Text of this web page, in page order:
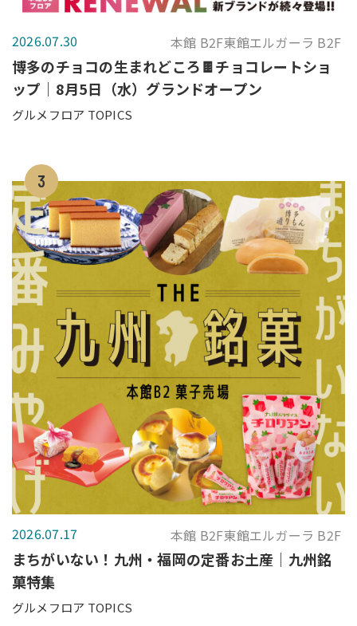
2026.07.30 本館 B2F東館エルガーラ B2F
博多のチョコの生まれどころ🍫チョコレートショ
ップ｜8月5日（水）グランドオープン
グルメフロア TOPICS
3
2026.07.17 本館 B2F東館エルガーラ B2F
まちがいない！九州・福岡の定番お土産｜九州銘
菓特集
グルメフロア TOPICS